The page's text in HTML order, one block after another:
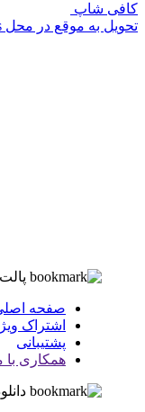
کافی شاپ
تحویل به موقع در محل Delivery Success با تصویر پیک موتوری
پالت
صفحه
اشتراک
پشتیبانی
همکاری با